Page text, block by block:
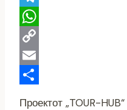
Telegram
WhatsApp
Copy
Link
Email
Проектот „TOUR-